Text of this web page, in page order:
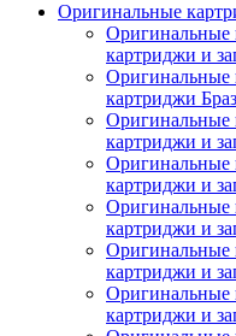
Оригинальные
Оригинальные
картриджи и
Оригинальные
картриджи
Оригинальные
картриджи и
Оригинальные
картриджи и
Оригинальные
картриджи и
Оригинальные
картриджи и
картриджи и